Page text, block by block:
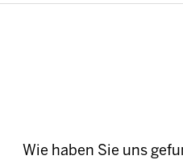
Wie haben Sie uns